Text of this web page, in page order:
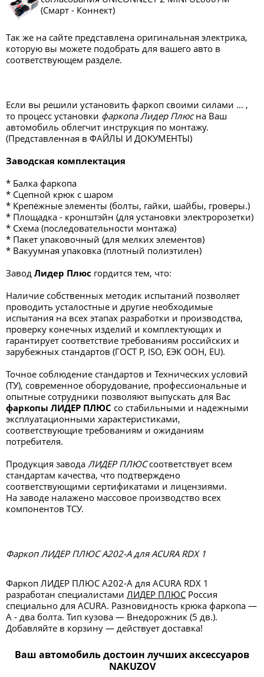
(Смарт - Коннект)
Так же на сайте представлена оригинальная электрика,
которую вы можете подобрать для вашего авто в
соответствующем разделе.
Если вы решили установить фаркоп своими силами ... ,
то процесс установки фаркопа Лидер Плюсна Ваш
автомобиль облегчит инструкция по монтажу.
(Представленная в ФАЙЛЫ И ДОКУМЕНТЫ)
Заводская комплектация
* Балка фаркопа
* Сцепной крюк с шаром
* Крепёжные элементы (болты, гайки, шайбы, гроверы.)
* Площадка - кронштэйн (для установки электророзетки)
* Схема (последовательности монтажа)
* Пакет упаковочный (для мелких элементов)
* Вакуумная упаковка (плотный полиэтилен)
Завод Лидер Плюс гордится тем, что:
Наличие собственных методик испытаний позволяет
проводить усталостные и другие необходимые
испытания на всех этапах разработки и производства,
проверку конечных изделий и комплектующих и
гарантирует соответствие требованиям российских и
зарубежных стандартов (ГОСТ Р, ISO, ЕЭК ООН, EU).
Точное соблюдение стандартов и Технических условий
(ТУ), современное оборудование, профессиональные и
опытные сотрудники позволяют выпускать для Вас
фаркопы ЛИДЕР ПЛЮС со стабильными и надежными
эксплуатационными характеристиками,
соответствующие требованиям и ожиданиям
потребителя.
Продукция завода ЛИДЕР ПЛЮСсоответствует всем
стандартам качества, что подтверждено
соответствующими сертификатами и лицензиями.
На заводе налажено массовое производство всех
компонентов ТСУ.
Фаркоп ЛИДЕР ПЛЮС A202-A для ACURA RDX 1
Фаркоп ЛИДЕР ПЛЮС A202-A для ACURA RDX 1
разработан специалистами ЛИДЕР ПЛЮС Россия
специально для ACURA. Разновидность крюка фаркопа —
А - два болта. Тип кузова — Внедорожник (5 дв.).
Добавляйте в корзину — действует доставка!
Ваш автомобиль достоин лучших аксессуаров
NAKUZOV